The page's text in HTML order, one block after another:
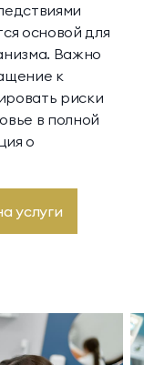
основой для
Важно
к
риски
в полной
о
услуги